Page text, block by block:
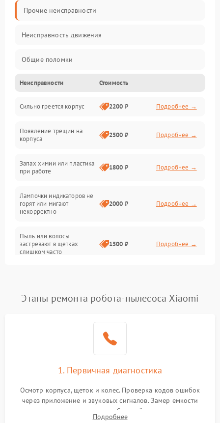
Прочие неисправности
Неисправность движения
Общие поломки
Неисправность датчиков
Неисправность программного обеспечения
Проблемы с сигналом
Батарея
Программные сбои
Неисправности Стоимость
Сильно греется корпус 2200 ₽ Подробнее →
Появление трещин на
корпуса
2500 ₽ Подробнее →
Запах химии или пластика
при работе
1800 ₽ Подробнее →
Лампочки индикаторов не
горят или мигают
некорректно
2000 ₽ Подробнее →
Пыль или волосы
застревают в щетках
слишком часто
1500 ₽ Подробнее →
Этапы ремонта робота-пылесоса Xiaomi
1. Первичная диагностика
Осмотр корпуса, щеток и колес. Проверка кодов ошибок
через приложение и звуковых сигналов. Замер емкости
аккумулятора и тестирование базовой станции зарядки.
Оценка работы лидара, бампера и датчиков падения для
Подробнее